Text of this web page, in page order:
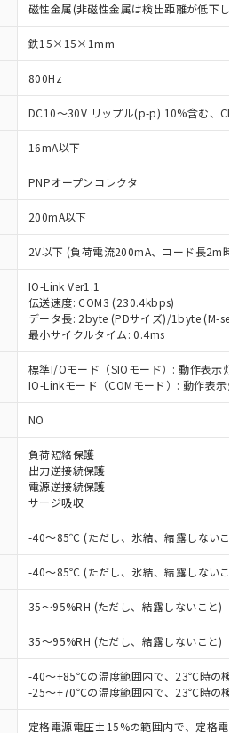
磁性金属(非磁性金属は検出距離が低下しま
鉄15×15×1mm
800Hz
DC10～30V リップル(p-p) 10%含む、
16mA以下
PNPオープンコレクタ
200mA以下
2V以下 (負荷電流200mA、コード長2m時)
IO-Link Ver1.1
伝送速度: COM3 (230.4kbps)
データ長: 2byte (PDサイズ)/1byte (M-
最小サイクルタイム: 0.4ms
標準I/Oモード（SIOモード）: 動作表示灯(
IO-Linkモード（COMモード）: 動作表示
NO
負荷短絡保護
出力逆接続保護
電源逆接続保護
サージ吸収
-40～85℃ (ただし、氷結、結露しないこと)
-40～85℃ (ただし、氷結、結露しないこと)
35～95%RH (ただし、結露しないこと)
35～95%RH (ただし、結露しないこと)
-40～+85℃の温度範囲内で、23℃時の検
-25～+70℃の温度範囲内で、23℃時の検
定格電源電圧±15%の範囲内で、定格電
件
読みいただき、同意のうえ
。
スは、当社制御機器事業取扱
社在庫状況および標準価格
提供させていただくもので
機器事業取扱商品の中には、
スの対象外となる商品もある
EU RoHS指令（10物質）の
た製品が提供可能な商品で
RoHS指令（10物質）の非含
品に切り替える予定のある
EU RoHS指令（10物質）の
の商品で、対応品を出す予
EU RoHS指令（10物質）の
況を調査中または確認中の
センス料など無形物で、有
係のない商品です。
により、非含有部品として
有品と判明した場合などや
表
材料含有率が中国RoHSの
ることを示します。
質材料含有率が中国RoHSの
いることを示します。